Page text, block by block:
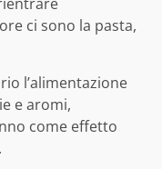
ci sono la pasta,
l’alimentazione
e aromi,
come effetto